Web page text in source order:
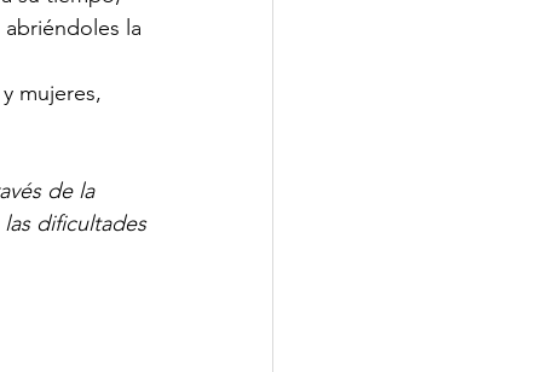
la
mujeres,
de la
dificultades